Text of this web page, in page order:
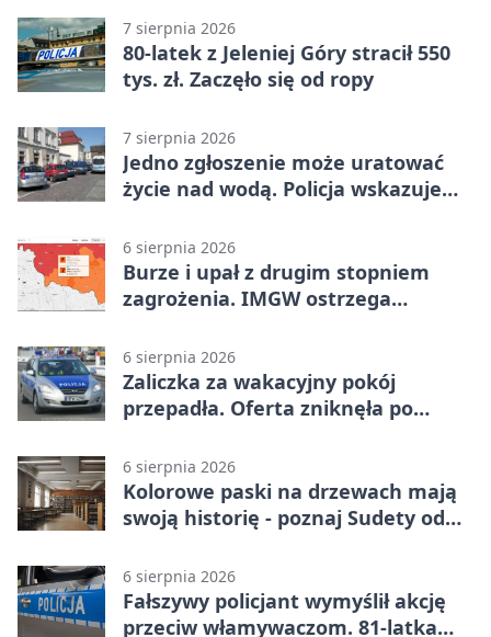
7 sierpnia 2026
80-latek z Jeleniej Góry stracił 550
tys. zł. Zaczęło się od ropy
7 sierpnia 2026
Jedno zgłoszenie może uratować
życie nad wodą. Policja wskazuje
6 sierpnia 2026
Burze i upał z drugim stopniem
zagrożenia. IMGW ostrzega
6 sierpnia 2026
Zaliczka za wakacyjny pokój
przepadła. Oferta zniknęła po
6 sierpnia 2026
Kolorowe paski na drzewach mają
swoją historię - poznaj Sudety od
6 sierpnia 2026
Fałszywy policjant wymyślił akcję
przeciw włamywaczom. 81-latka